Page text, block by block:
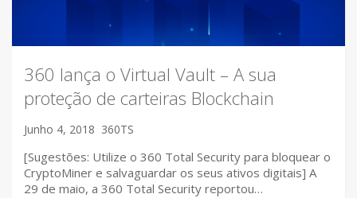
360 lança o Virtual Vault – A sua
proteção de carteiras Blockchain
Junho 4, 2018 360TS
[Sugestões: Utilize o 360 Total Security para bloquear o
CryptoMiner e salvaguardar os seus ativos digitais] A
29 de maio, a 360 Total Security reportou…